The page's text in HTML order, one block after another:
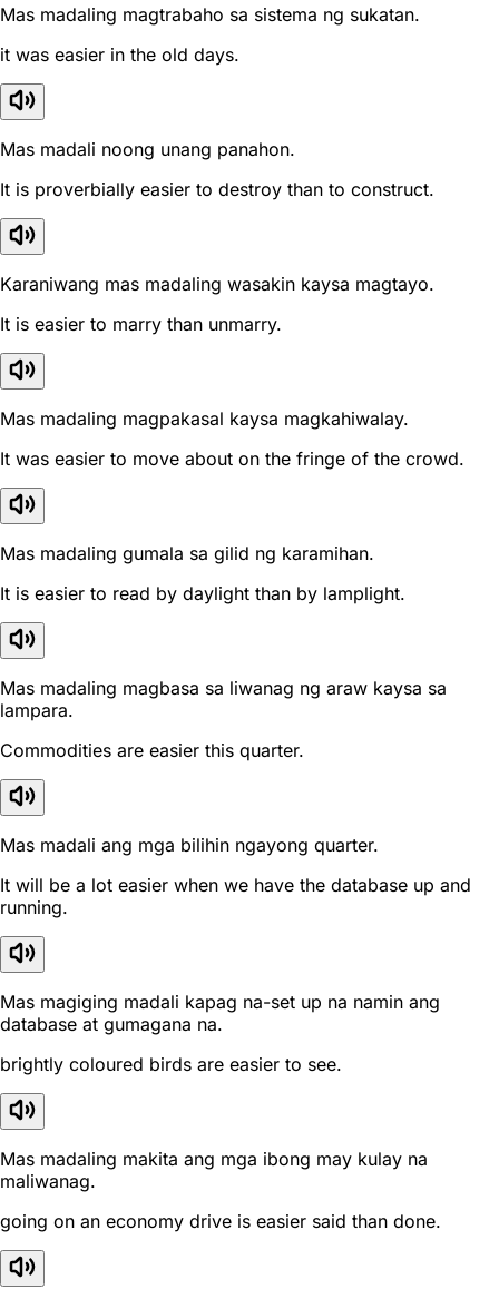
Mas madaling magtrabaho sa sistema ng sukatan.
it was easier in the old days.
Mas madali noong unang panahon.
It is proverbially easier to destroy than to construct.
Karaniwang mas madaling wasakin kaysa magtayo.
It is easier to marry than unmarry.
Mas madaling magpakasal kaysa magkahiwalay.
It was easier to move about on the fringe of the crowd.
Mas madaling gumala sa gilid ng karamihan.
It is easier to read by daylight than by lamplight.
Mas madaling magbasa sa liwanag ng araw kaysa sa
lampara.
Commodities are easier this quarter.
Mas madali ang mga bilihin ngayong quarter.
It will be a lot easier when we have the database up and
running.
Mas magiging madali kapag na-set up na namin ang
database at gumagana na.
brightly coloured birds are easier to see.
Mas madaling makita ang mga ibong may kulay na
maliwanag.
going on an economy drive is easier said than done.